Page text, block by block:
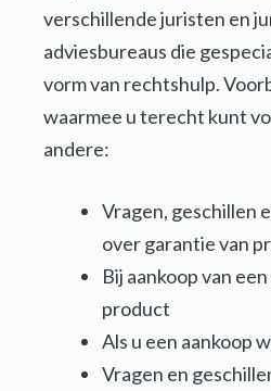
verschillende juristen en
adviesbureaus die
vorm van rechtshulp.
waarmee u terecht kunt
andere:
Vragen, geschillen
over garantie van
Bij aankoop van
product
Als u een aankoop
Vragen en